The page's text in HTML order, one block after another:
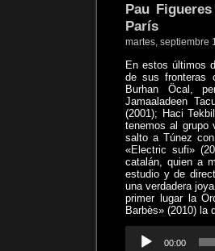
Pau
París
martes, septiembre
En estos últimos
de sus fronteras
Burhan Öcal,
Jamaaladeen
(2001); Haci
tenemos al grupo
salto a Túnez
«Electric sufi»
catalán, quien a
estudio y de
una verdadera
primer lugar la
Barbès» (2010) la
00:00